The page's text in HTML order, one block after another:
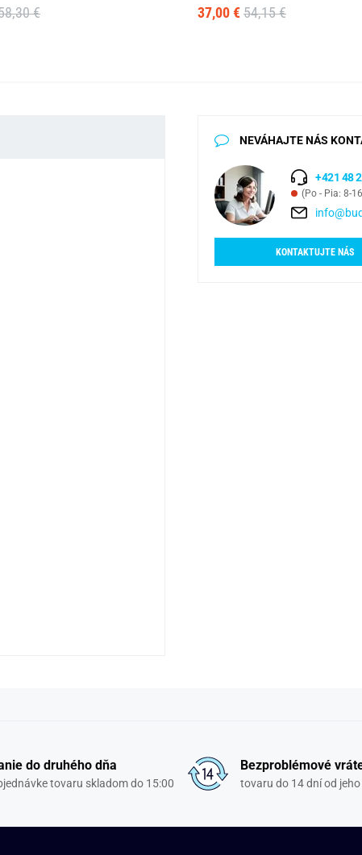
€ 37,00 € 54,15 €
NEVÁHAJTE NÁS
+421 48
(Po - Pia: 8-
KONTAKTUJTE NÁS
do druhého dňa
tovaru skladom do 15:00
Bezproblémové
tovaru do 14 dní od